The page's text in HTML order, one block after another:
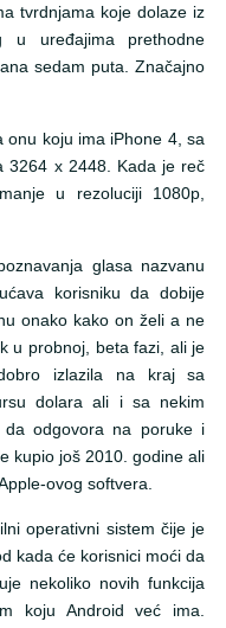
tvrdnjama koje dolaze iz
uređajima prethodne
sedam puta. Značajno
onu koju ima iPhone 4, sa
3264 x 2448. Kada je reč
u rezoluciji 1080p,
glasa nazvanu
korisniku da dobije
onako kako on želi a ne
u probnoj, beta fazi, ali je
izlazila na kraj sa
dolara ali i sa nekim
da odgovora na poruke i
kupio još 2010. godine ali
ovog softvera.
operativni sistem čije je
kada će korisnici moći da
nekoliko novih funkcija
koju Android već ima.